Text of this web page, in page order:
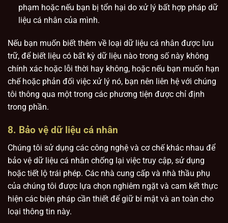
phạm hoặc nếu bạn bị tổn hại do xử lý bất hợp pháp dữ
liệu cá nhân của mình.
Nếu bạn muốn biết thêm về loại dữ liệu cá nhân được lưu
trữ, để biết liệu có bất kỳ dữ liệu nào trong số này không
chính xác hoặc lỗi thời hay không, hoặc nếu bạn muốn hạn
chế hoặc phản đối việc xử lý nó, bạn nên liên hệ với chúng
tôi thông qua một trong các phương tiện được chỉ định
trong phần.
8. Bảo vệ dữ liệu cá nhân
Chúng tôi sử dụng các công nghệ và cơ chế khác nhau để
bảo vệ dữ liệu cá nhân chống lại việc truy cập, sử dụng
hoặc tiết lộ trái phép. Các nhà cung cấp và nhà thầu phụ
của chúng tôi được lựa chọn nghiêm ngặt và cam kết thực
hiện các biện pháp cần thiết để giữ bí mật và an toàn cho
loại thông tin này.